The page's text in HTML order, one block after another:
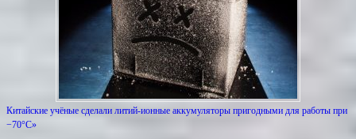
Китайские учёные сделали литий-ионные аккумуляторы пригодными для работы при
−70°С»